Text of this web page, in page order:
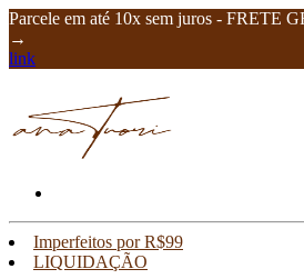
Parcele em até 10x sem juros - FRETE
→
link
Imperfeitos por R$99
LIQUIDAÇÃO